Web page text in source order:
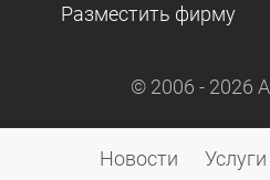
Разместить фирму
© 2006 - 2026
Новости Услуги